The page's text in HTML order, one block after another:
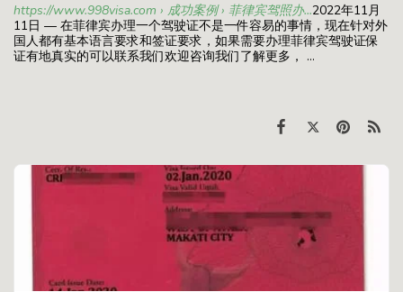
https://www.998visa.com › 成功案例 › 菲律宾驾照办...2022年11月
11日 — 在菲律宾办理一个驾驶证不是一件容易的事情，现在针对外
国人都有基本语言要求和签证要求，如果需要办理菲律宾驾驶证保
证有地真实的可以联系我们欢迎咨询我们了解更多， ...